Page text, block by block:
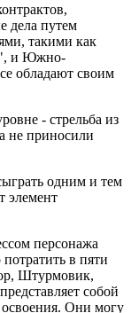
дела путем
такими как
и Южно-
обладают своим
- стрельба из
не приносили
одним и тем
элемент
персонажа
в пяти
Штурмовик,
собой
освоения. Они могу